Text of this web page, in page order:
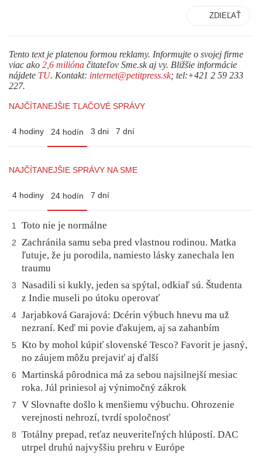
ZDIEĽAŤ
Tento text je platenou formou reklamy. Informujte o svojej firme
viac ako 2,6 milióna čitateľov Sme.sk aj vy. Bližšie informácie
nájdete TU. Kontakt: internet@petitpress.sk; tel:+421 2 59 233
227.
NAJČÍTANEJŠIE TLAČOVÉ SPRÁVY
4 hodiny 24 hodín 3 dni 7 dní
NAJČÍTANEJŠIE SPRÁVY NA SME
4 hodiny 24 hodín 7 dní
1 Toto nie je normálne
2
Zachránila samu seba pred vlastnou rodinou. Matka
ľutuje, že ju porodila, namiesto lásky zanechala len
traumu
3
Nasadili si kukly, jeden sa spýtal, odkiaľ sú. Študenta
z Indie museli po útoku operovať
4 Jarjabková Garajová: Dcérin výbuch hnevu ma už
nezraní. Keď mi povie ďakujem, aj sa zahanbím
5
Kto by mohol kúpiť slovenské Tesco? Favorit je jasný,
no záujem môžu prejaviť aj ďalší
6
Martinská pôrodnica má za sebou najsilnejší mesiac
roka. Júl priniesol aj výnimočný zákrok
7
V Slovnafte došlo k menšiemu výbuchu. Ohrozenie
verejnosti nehrozí, tvrdí spoločnosť
8
Totálny prepad, reťaz neuveriteľných hlúpostí. DAC
utrpel druhú najvyššiu prehru v Európe